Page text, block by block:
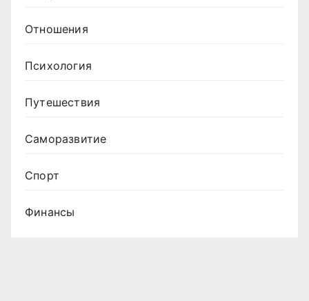
Отношения
Психология
Путешествия
Саморазвитие
Спорт
Финансы